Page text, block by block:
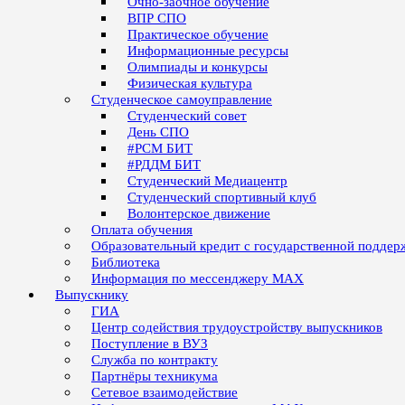
ВПР СПО
Практическое обучение
Информационные ресурсы
Олимпиады и конкурсы
Физическая культура
Студенческое самоуправление
Студенческий совет
День СПО
#РСМ БИТ
#РДДМ БИТ
Студенческий Медиацентр
Студенческий спортивный клуб
Волонтерское движение
Оплата обучения
Образовательный кредит с государственной
Библиотека
Информация по мессенджеру MAX
Выпускнику
ГИА
Центр содействия трудоустройству выпускников
Поступление в ВУЗ
Служба по контракту
Партнёры техникума
Сетевое взаимодействие